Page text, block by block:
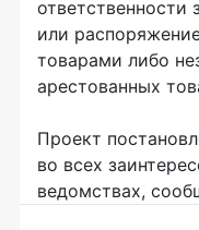
ответственности
или
товарами либо
арестованных
Проект
во всех
ведомствах,